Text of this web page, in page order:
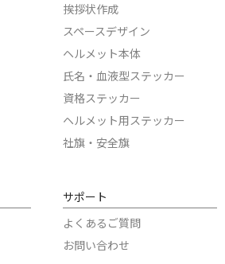
挨拶状作成
スペースデザイン
ヘルメット本体
氏名・血液型ステッカー
資格ステッカー
ヘルメット用ステッカー
社旗・安全旗
サポート
よくあるご質問
お問い合わせ